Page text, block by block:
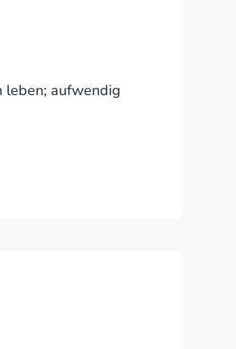
leben; aufwendig